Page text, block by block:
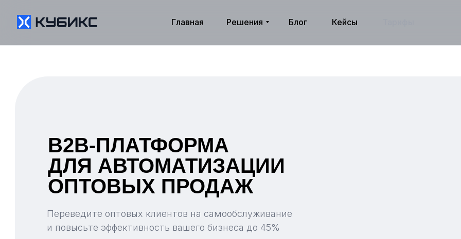
Главная Решения Блог Кейсы
B2B-ПЛАТФОРМА
ДЛЯ АВТОМАТИЗАЦИИ
ОПТОВЫХ ПРОДАЖ
Переведите оптовых клиентов на самообслуживание
и повысьте эффективность вашего бизнеса до 45%